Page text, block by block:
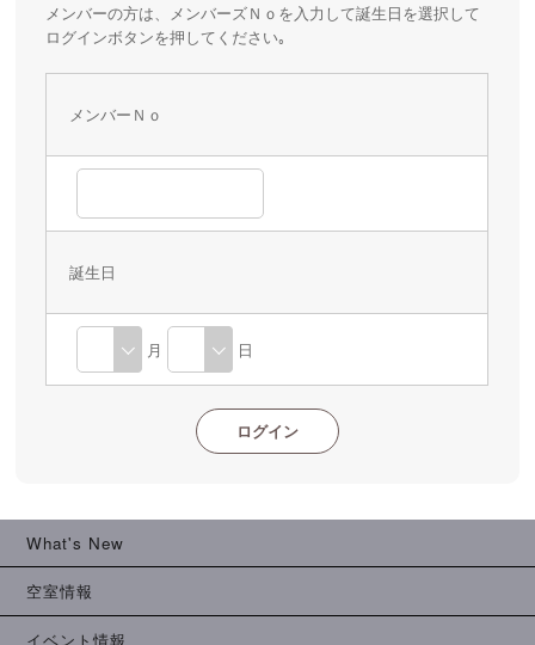
メンバーの方は、メンバーズＮｏを入力して誕生日を選択して
ログインボタンを押してください｡
メンバーＮｏ
誕生日
月 日
What's New
空室情報
イベント情報